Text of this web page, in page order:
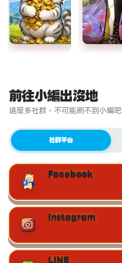
前往小編出沒地
這麼多社群，不可能刷不到小編吧
社群平台
Facebook
Instagram
LINE